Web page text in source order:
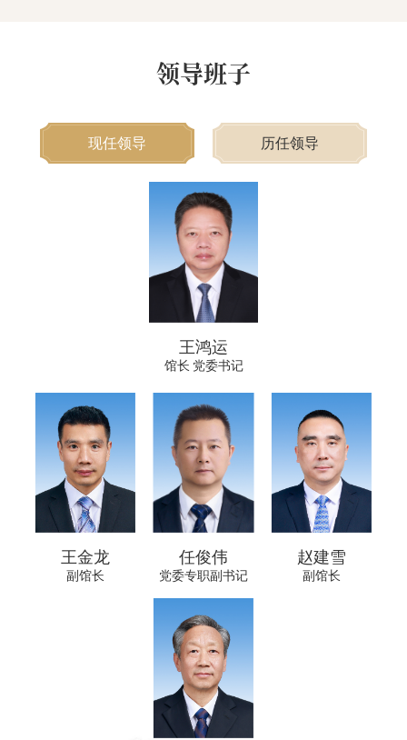
领导班子
现任领导 历任领导
王鸿运
馆长 党委书记
王金龙
副馆长
任俊伟
党委专职副书记
赵建雪
副馆长